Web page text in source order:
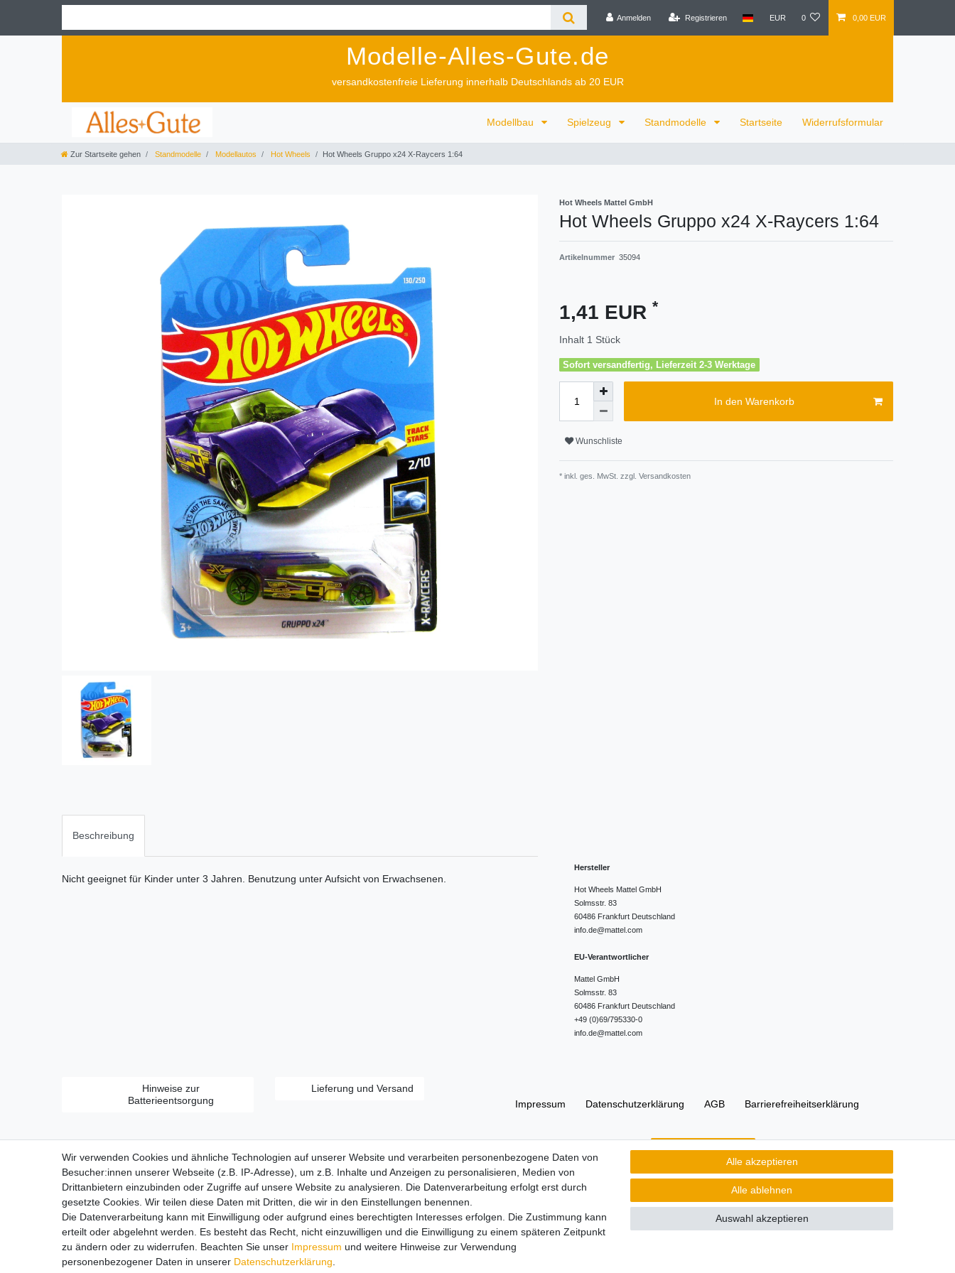
Anmelden Registrieren EUR 0 0,00 EUR
Modelle-Alles-Gute.de
versandkostenfreie Lieferung innerhalb Deutschlands ab 20 EUR
Modellbau Spielzeug Standmodelle Startseite Widerrufsformular
Zur Startseite gehen Standmodelle Modellautos Hot Wheels Hot Wheels Gruppo x24 X-Raycers 1:64
Hot Wheels Mattel GmbH
Hot Wheels Gruppo x24 X-Raycers 1:64
Artikelnummer 35094
1,41 EUR *
Inhalt 1 Stück
Sofort versandfertig, Lieferzeit 2-3 Werktage
In den Warenkorb
Wunschliste
* inkl. ges. MwSt. zzgl. Versandkosten
Beschreibung
Nicht geeignet für Kinder unter 3 Jahren. Benutzung unter Aufsicht von Erwachsenen.
Hersteller
Hot Wheels Mattel GmbH
Solmsstr. 83
60486 Frankfurt Deutschland
info.de@mattel.com
EU-Verantwortlicher
Mattel GmbH
Solmsstr. 83
60486 Frankfurt Deutschland
+49 (0)69/795330-0
info.de@mattel.com
Hinweise zur
Batterieentsorgung
Lieferung und Versand
Impressum
Daten­schutz­erklärung AGB Barrierefreiheitserklärung
Widerrufs­recht Vertrag widerrufen Kontakt
Zahlungsarten:
Wir verwenden Cookies und ähnliche Technologien auf unserer Website und verarbeiten personenbezogene Daten von
Besucher:innen unserer Webseite (z.B. IP-Adresse), um z.B. Inhalte und Anzeigen zu personalisieren, Medien von
Drittanbietern einzubinden oder Zugriffe auf unsere Website zu analysieren. Die Datenverarbeitung erfolgt erst durch
gesetzte Cookies. Wir teilen diese Daten mit Dritten, die wir in den Einstellungen benennen.
Die Datenverarbeitung kann mit Einwilligung oder aufgrund eines berechtigten Interesses erfolgen. Die Zustimmung kann
erteilt oder abgelehnt werden. Es besteht das Recht, nicht einzuwilligen und die Einwilligung zu einem späteren Zeitpunkt
zu ändern oder zu widerrufen. Beachten Sie unser Impressum und weitere Hinweise zur Verwendung
personenbezogener Daten in unserer Daten­schutz­erklärung
Alle akzeptieren
Alle ablehnen
Auswahl akzeptieren